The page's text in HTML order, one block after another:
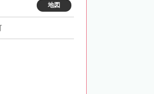
地図